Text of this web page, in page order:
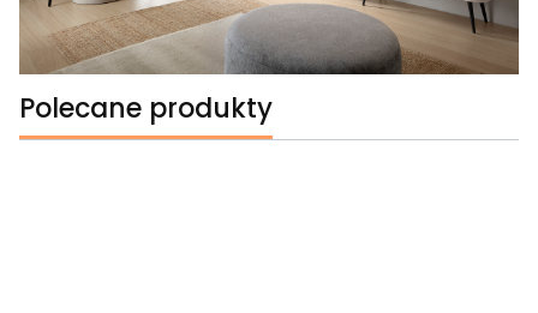
Polecane produkty